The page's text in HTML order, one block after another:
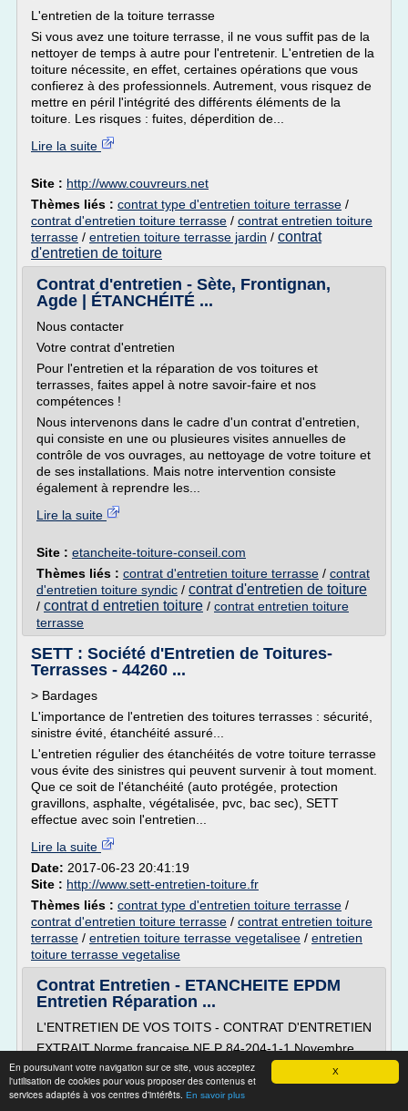
X
En poursuivant votre navigation sur ce site, vous acceptez
l'utilisation de cookies pour vous proposer des contenus et
services adaptés à vos centres d'intérêts. En savoir plus
L'entretien de la toiture terrasse
Si vous avez une toiture terrasse, il ne vous suffit pas de la
nettoyer de temps à autre pour l'entretenir. L'entretien de la
toiture nécessite, en effet, certaines opérations que vous
confierez à des professionnels. Autrement, vous risquez de
mettre en péril l'intégrité des différents éléments de la
toiture. Les risques : fuites, déperdition de...
Lire la suite
Site : http://www.couvreurs.net
Thèmes liés : contrat type d'entretien toiture terrasse /
contrat d'entretien toiture terrasse / contrat entretien toiture
terrasse / entretien toiture terrasse jardin / contrat
d'entretien de toiture
Contrat d'entretien - Sète, Frontignan,
Agde | ÉTANCHÉITÉ ...
Nous contacter
Votre contrat d'entretien
Pour l'entretien et la réparation de vos toitures et
terrasses, faites appel à notre savoir-faire et nos
compétences !
Nous intervenons dans le cadre d'un contrat d'entretien,
qui consiste en une ou plusieures visites annuelles de
contrôle de vos ouvrages, au nettoyage de votre toiture et
de ses installations. Mais notre intervention consiste
également à reprendre les...
Lire la suite
Site : etancheite-toiture-conseil.com
Thèmes liés : contrat d'entretien toiture terrasse / contrat
d'entretien toiture syndic / contrat d'entretien de toiture
/ contrat d entretien toiture / contrat entretien toiture
terrasse
SETT : Société d'Entretien de Toitures-
Terrasses - 44260 ...
> Bardages
L'importance de l'entretien des toitures terrasses : sécurité,
sinistre évité, étanchéité assuré...
L'entretien régulier des étanchéités de votre toiture terrasse
vous évite des sinistres qui peuvent survenir à tout moment.
Que ce soit de l'étanchéité (auto protégée, protection
gravillons, asphalte, végétalisée, pvc, bac sec), SETT
effectue avec soin l'entretien...
Lire la suite
Date: 2017-06-23 20:41:19
Site : http://www.sett-entretien-toiture.fr
Thèmes liés : contrat type d'entretien toiture terrasse /
contrat d'entretien toiture terrasse / contrat entretien toiture
terrasse / entretien toiture terrasse vegetalisee / entretien
toiture terrasse vegetalise
Contrat Entretien - ETANCHEITE EPDM
Entretien Réparation ...
L'ENTRETIEN DE VOS TOITS - CONTRAT D'ENTRETIEN
EXTRAIT Norme française NF P 84-204-1-1 Novembre
2014. DTU 43.1
Annexe A entretien et usage